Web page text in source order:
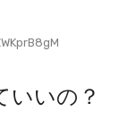
いいの？